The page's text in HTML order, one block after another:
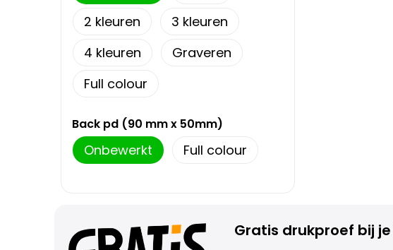
2
3
4
Graveren
Full colour
Back pd (90 mm x 50mm)
Onbewerkt Full colour
Gratis drukproef bij